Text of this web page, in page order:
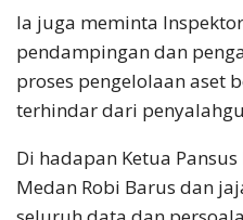
Ia juga meminta
pendampingan dan
proses pengelolaan aset
terhindar dari
Di hadapan Ketua
Medan Robi Barus dan